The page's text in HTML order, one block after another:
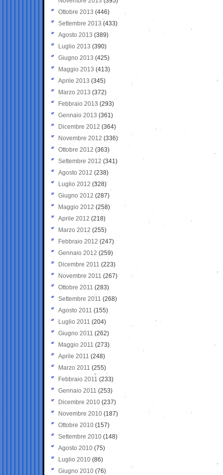
Ottobre 2013 (446)
Settembre 2013 (433)
Agosto 2013 (389)
Luglio 2013 (390)
Giugno 2013 (425)
Maggio 2013 (413)
Aprile 2013 (345)
Marzo 2013 (372)
Febbraio 2013 (293)
Gennaio 2013 (361)
Dicembre 2012 (364)
Novembre 2012 (336)
Ottobre 2012 (363)
Settembre 2012 (341)
Agosto 2012 (238)
Luglio 2012 (328)
Giugno 2012 (287)
Maggio 2012 (258)
Aprile 2012 (218)
Marzo 2012 (255)
Febbraio 2012 (247)
Gennaio 2012 (259)
Dicembre 2011 (223)
Novembre 2011 (267)
Ottobre 2011 (283)
Settembre 2011 (268)
Agosto 2011 (155)
Luglio 2011 (204)
Giugno 2011 (262)
Maggio 2011 (273)
Aprile 2011 (248)
Marzo 2011 (255)
Febbraio 2011 (233)
Gennaio 2011 (253)
Dicembre 2010 (237)
Novembre 2010 (187)
Ottobre 2010 (157)
Settembre 2010 (148)
Agosto 2010 (75)
Luglio 2010 (86)
Giugno 2010 (76)